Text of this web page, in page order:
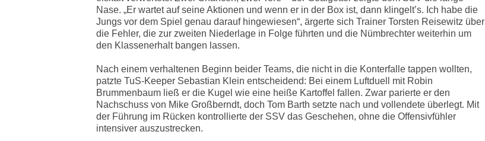
Nase. „Er wartet auf seine Aktionen und wenn er in der Box ist, dann klingelt’s. Ich habe die
Jungs vor dem Spiel genau darauf hingewiesen“, ärgerte sich Trainer Torsten Reisewitz über
die Fehler, die zur zweiten Niederlage in Folge führten und die Nümbrechter weiterhin um
den Klassenerhalt bangen lassen.
Nach einem verhaltenen Beginn beider Teams, die nicht in die Konterfalle tappen wollten,
patzte TuS-Keeper Sebastian Klein entscheidend: Bei einem Luftduell mit Robin
Brummenbaum ließ er die Kugel wie eine heiße Kartoffel fallen. Zwar parierte er den
Nachschuss von Mike Großberndt, doch Tom Barth setzte nach und vollendete überlegt. Mit
der Führung im Rücken kontrollierte der SSV das Geschehen, ohne die Offensivfühler
intensiver auszustrecken.